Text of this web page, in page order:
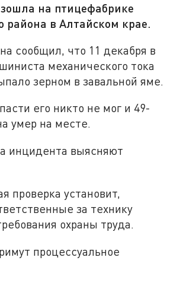
на птицефабрике
района в Алтайском крае.
сообщил, что 11 декабря в
механического тока
зерном в завальной яме.
его никто не мог и 49-
умер на месте.
инцидента выясняют
проверка установит,
за технику
охраны труда.
процессуальное